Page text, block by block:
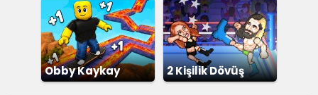
Obby Kaykay 2 Kişilik Dövüş